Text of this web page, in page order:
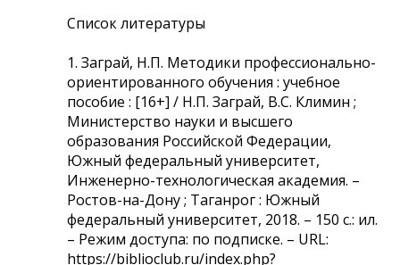
Список литературы
1. Заграй, Н.П. Методики профессионально-
ориентированного обучения : учебное
пособие : [16+] / Н.П. Заграй, В.С. Климин ;
Министерство науки и высшего
образования Российской Федерации,
Южный федеральный университет,
Инженерно-технологическая академия. –
Ростов-на-Дону ; Таганрог : Южный
федеральный университет, 2018. – 150 с.: ил.
– Режим доступа: по подписке. – URL:
https://biblioclub.ru/index.php?